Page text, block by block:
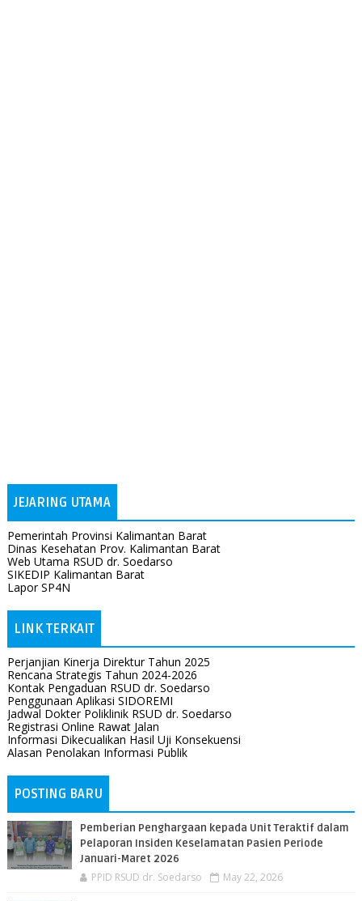
JEJARING UTAMA
Pemerintah Provinsi Kalimantan Barat
Dinas Kesehatan Prov. Kalimantan Barat
Web Utama RSUD dr. Soedarso
SIKEDIP Kalimantan Barat
Lapor SP4N
LINK TERKAIT
Perjanjian Kinerja Direktur Tahun 2025
Rencana Strategis Tahun 2024-2026
Kontak Pengaduan RSUD dr. Soedarso
Penggunaan Aplikasi SIDOREMI
Jadwal Dokter Poliklinik RSUD dr. Soedarso
Registrasi Online Rawat Jalan
Informasi Dikecualikan Hasil Uji Konsekuensi
Alasan Penolakan Informasi Publik
POSTING BARU
Pemberian Penghargaan kepada Unit Teraktif dalam
Pelaporan Insiden Keselamatan Pasien Periode
Januari-Maret 2026
PPID RSUD dr. Soedarso May 22, 2026